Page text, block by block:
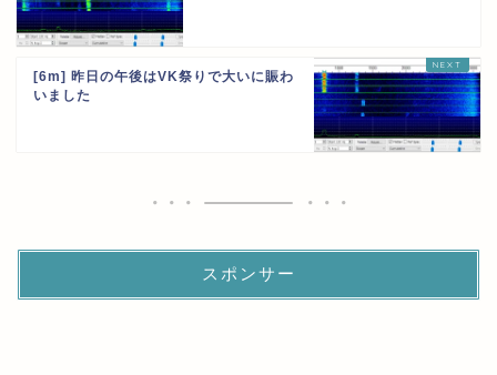
[6m] 昨日の午後はVK祭りで大いに賑わ
いました
スポンサー